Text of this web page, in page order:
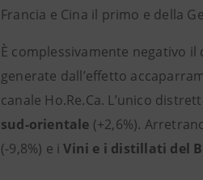
Francia e Cina il primo e della
È complessivamente negativo
generate dall’effetto
canale Ho.Re.Ca. L’unico
sud-orientale (+2,6%).
(-9,8%) e iVini e i distillati del